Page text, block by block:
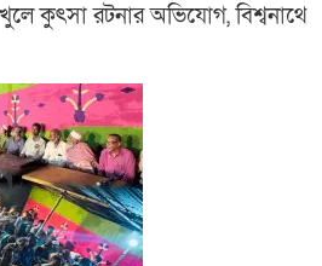
কুৎসা রটনার অভিযোগ, বিশ্বনাথে